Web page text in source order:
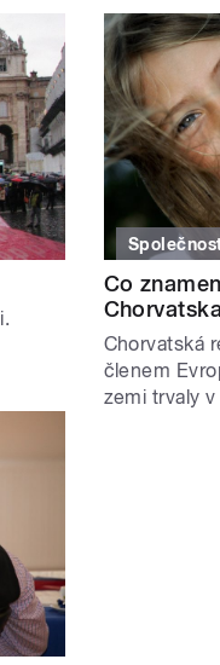
Co
Chorvatská
členem
zemi trvaly